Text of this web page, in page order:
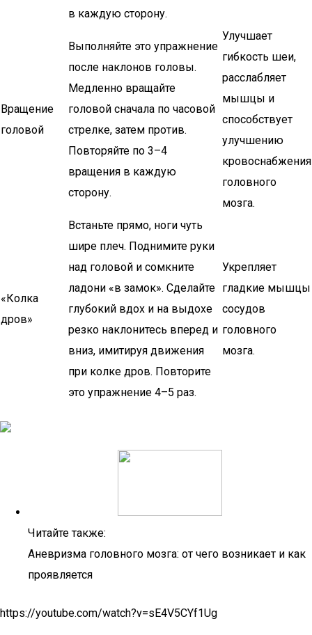
в каждую сторону.
Вращение
головой
Выполняйте это упражнение
после наклонов головы.
Медленно вращайте
головой сначала по часовой
стрелке, затем против.
Повторяйте по 3–4
вращения в каждую
сторону.
Улучшает
гибкость шеи,
расслабляет
мышцы и
способствует
улучшению
кровоснабжения
головного
мозга.
«Колка
дров»
Встаньте прямо, ноги чуть
шире плеч. Поднимите руки
над головой и сомкните
ладони «в замок». Сделайте
глубокий вдох и на выдохе
резко наклонитесь вперед и
вниз, имитируя движения
при колке дров. Повторите
это упражнение 4–5 раз.
Укрепляет
гладкие мышцы
сосудов
головного
мозга.
Читайте также:
Аневризма головного мозга: от чего возникает и как
проявляется
https://youtube.com/watch?v=sE4V5CYf1Ug